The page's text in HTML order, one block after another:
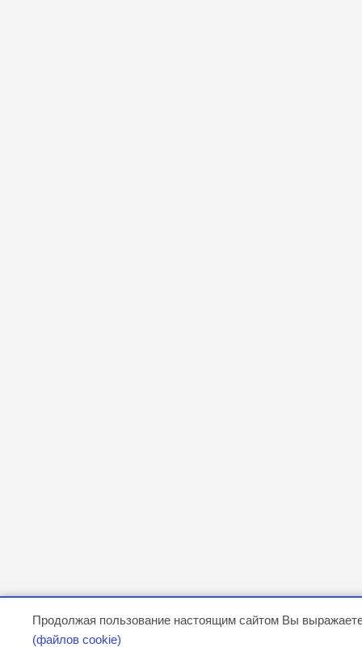
Продолжая пользование настоящим сайтом Вы
(файлов cookie)